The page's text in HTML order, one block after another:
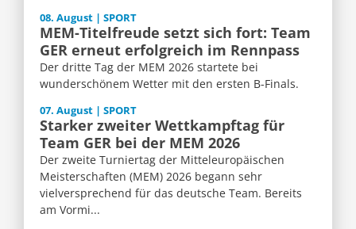
08. August | SPORT
MEM-Titelfreude setzt sich fort: Team
GER erneut erfolgreich im Rennpass
Der dritte Tag der MEM 2026 startete bei
wunderschönem Wetter mit den ersten B-Finals.
07. August | SPORT
Starker zweiter Wettkampftag für
Team GER bei der MEM 2026
Der zweite Turniertag der Mitteleuropäischen
Meisterschaften (MEM) 2026 begann sehr
vielversprechend für das deutsche Team. Bereits
am Vormi...